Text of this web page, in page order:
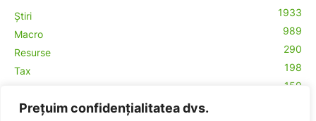
Prețuim confidențialitatea dvs.
Știri
1933
Macro
989
Resurse
290
Tax
198
159
Contabilitate